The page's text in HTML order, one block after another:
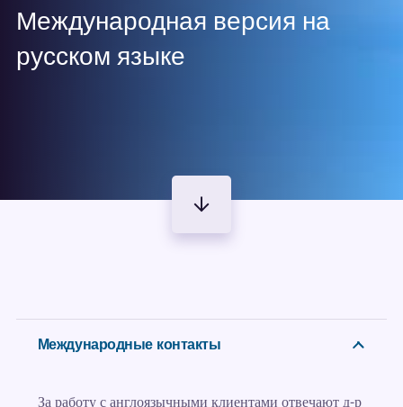
Международная версия на
русском языке
Международные контакты
За работу с англоязычными клиентами отвечают д-р